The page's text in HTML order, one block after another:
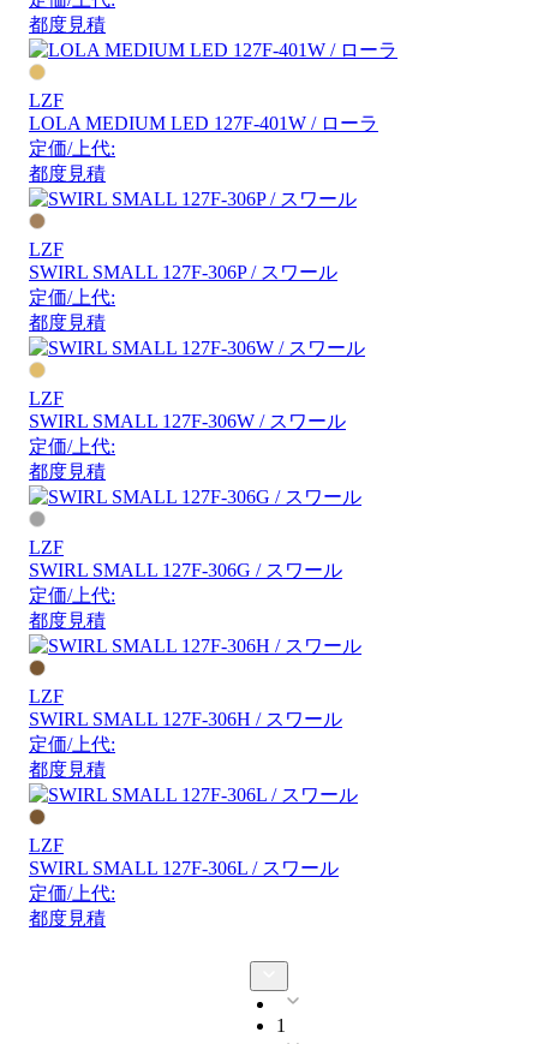
都度見積
LZF
LOLA MEDIUM LED 127F-401W / ローラ
定価/上代:
都度見積
LZF
SWIRL SMALL 127F-306P / スワール
定価/上代:
都度見積
LZF
SWIRL SMALL 127F-306W / スワール
定価/上代:
都度見積
LZF
SWIRL SMALL 127F-306G / スワール
定価/上代:
都度見積
LZF
SWIRL SMALL 127F-306H / スワール
定価/上代:
都度見積
LZF
SWIRL SMALL 127F-306L / スワール
定価/上代:
都度見積
1